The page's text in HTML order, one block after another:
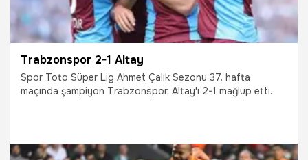
Trabzonspor 2-1 Altay
Spor Toto Süper Lig Ahmet Çalık Sezonu 37. hafta
maçında şampiyon Trabzonspor, Altay'ı 2-1 mağlup etti.